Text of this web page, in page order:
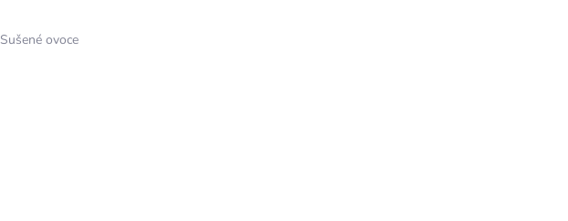
Sušené ovoce